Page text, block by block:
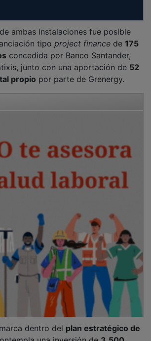
ambas instalaciones fue posible
tipo project finance de
concedida por Banco Santander,
junto con una aportación de
propio
por parte de Grenergy.
dentro del plan estratégico de